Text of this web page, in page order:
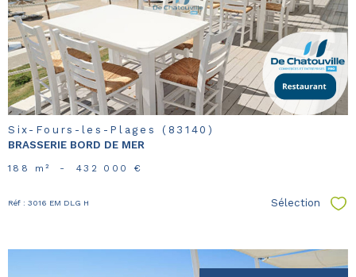
bien
Six-Fours-les-Plages (83140)
BRASSERIE BORD DE MER
188 m² - 432 000 €
Réf : 3016 EM DLG H Sélection